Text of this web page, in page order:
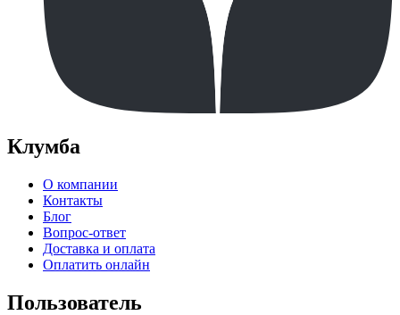
Клумба
О компании
Контакты
Блог
Вопрос-ответ
Доставка и оплата
Оплатить онлайн
Пользователь